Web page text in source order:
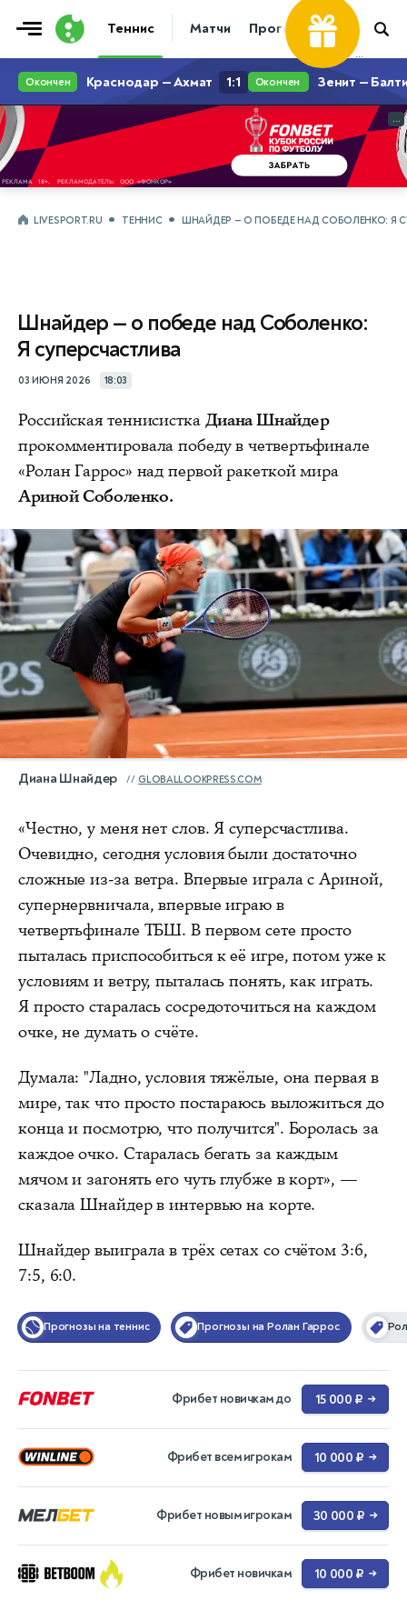
Теннис Матчи Прогнозы Новости
...
...
LIVESPORT.RU ТЕННИС ШНАЙДЕР — О ПОБЕДЕ НАД СОБОЛЕНКО: Я
Шнайдер — о победе над Соболенко:
Я суперсчастлива
03 ИЮНЯ 2026 18:03
Российская теннисистка Диана Шнайдер
прокомментировала победу в четвертьфинале
«Ролан Гаррос» над первой ракеткой мира
Ариной Соболенко.
Диана Шнайдер GLOBALLOOKPRESS.COM
«Честно, у меня нет слов. Я суперсчастлива.
Очевидно, сегодня условия были достаточно
сложные из‑за ветра. Впервые играла с Ариной,
супернервничала, впервые играю в
четвертьфинале ТБШ. В первом сете просто
пыталась приспособиться к её игре, потом уже к
условиям и ветру, пыталась понять, как играть.
Я просто старалась сосредоточиться на каждом
очке, не думать о счёте.
Думала: "Ладно, условия тяжёлые, она первая в
мире, так что просто постараюсь выложиться до
конца и посмотрю, что получится". Боролась за
каждое очко. Старалась бегать за каждым
мячом и загонять его чуть глубже в корт», —
сказала Шнайдер в интервью на корте.
Шнайдер выиграла в трёх сетах со счётом 3:6,
7:5, 6:0.
Прогнозы на теннис Прогнозы на Ролан Гаррос
Фрибет новичкам до 15 000 ₽ →
Фрибет всем игрокам 10 000 ₽ →
Фрибет новым игрокам 30 000 ₽ →
Фрибет новичкам 10 000 ₽ →